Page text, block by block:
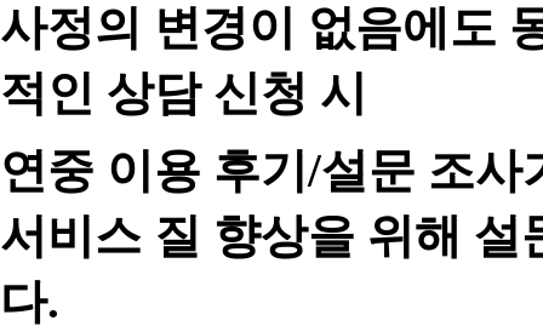
사정의 변경이 없음에도
적인 상담 신청 시
연중 이용 후기/설문 조
서비스 질 향상을 위해
다.